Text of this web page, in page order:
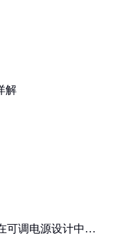
解
可调电源设计中的